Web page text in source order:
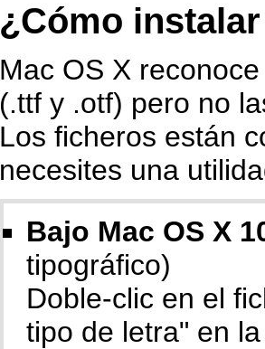
¿Cómo
Mac OS X
(.ttf y .otf) pero no
Los ficheros están
necesites una
Bajo Mac OS X
tipográfico)
Doble-clic en el
tipo de letra" en